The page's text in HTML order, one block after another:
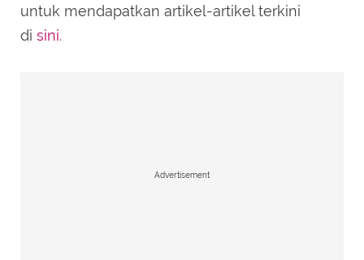
untuk mendapatkan artikel-artikel terkini
di sini.
Advertisement